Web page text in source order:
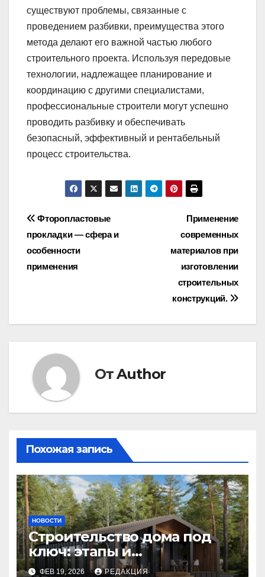
существуют проблемы, связанные с
проведением разбивки, преимущества этого
метода делают его важной частью любого
строительного проекта. Используя передовые
технологии, надлежащее планирование и
координацию с другими специалистами,
профессиональные строители могут успешно
проводить разбивку и обеспечивать
безопасный, эффективный и рентабельный
процесс строительства.
Навигация
по
записям
Применение
современных
материалов при
изготовлении
строительных
конструкций.
Фторопластовые
прокладки — сфера и
особенности
применения
ОтAuthor
Похожая запись
НОВОСТИ
Строительство дома под
ключ: этапы и
планирование бюджета
ФЕВ 19, 2026 РЕДАКЦИЯ